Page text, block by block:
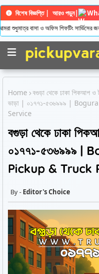
বিশেষ বিজ্ঞপ্তি | আরও পড়ুন|
বাসা ও অফিস শিফটিং সার্ভিসের জন্য
Home বগুড়া থেকে ঢাকা পিকআপ ও
ভাড়া | ০১৭৭১-৫৩৬৯৯৯ |
Service
বগুড়া থেকে ঢাকা
০১৭৭১-৫৩৬৯৯৯ |
Pickup & Truck
Editor's Choice